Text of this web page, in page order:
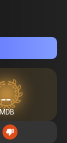
--
IMDB